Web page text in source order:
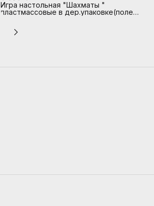
Игра настольная "Шахматы "
пластмассовые в дер.упаковке(поле